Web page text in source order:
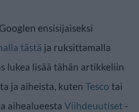
ensisijaiseksi
tästä ja ruksittamalla
lukea lisää tähän artikkeliin
ja aiheista, kuten Tesco tai
aihealueesta Viihdeuutiset -